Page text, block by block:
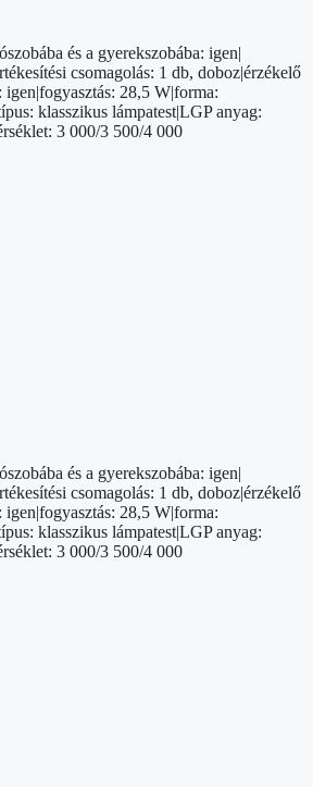
és a gyerekszobába: igen|
csomagolás: 1 db, doboz|érzékelő
28,5 W|forma:
klasszikus lámpatest|LGP anyag:
3 000/3 500/4 000
és a gyerekszobába: igen|
csomagolás: 1 db, doboz|érzékelő
28,5 W|forma:
klasszikus lámpatest|LGP anyag:
3 000/3 500/4 000